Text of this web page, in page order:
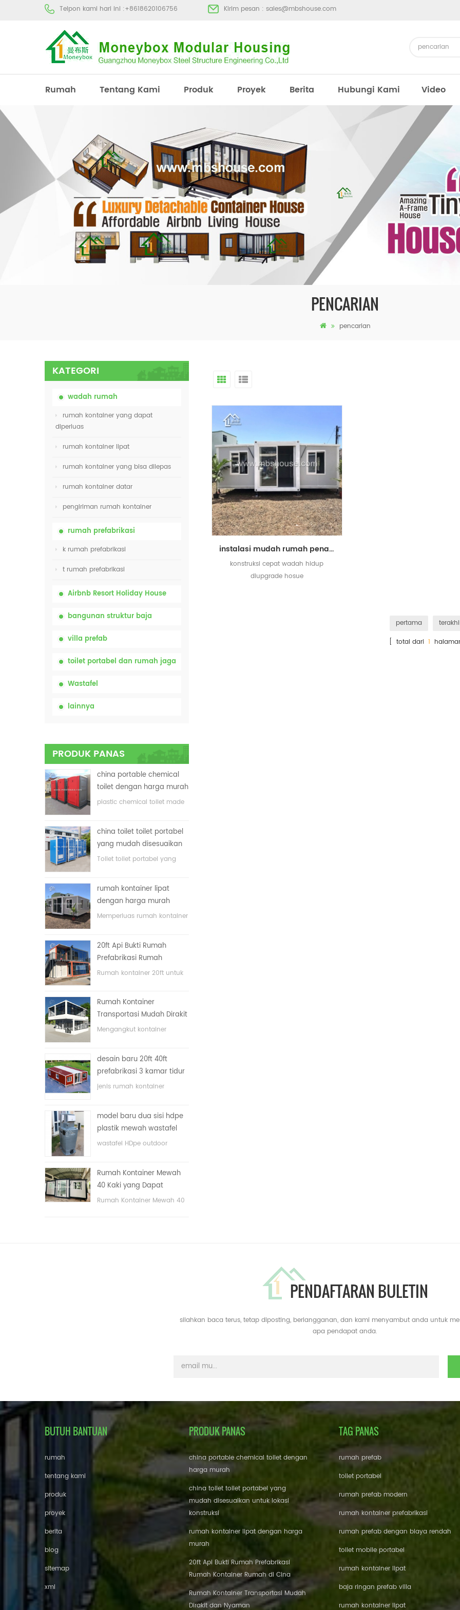
Telpon kami hari ini :+8618620106756 Kirim pesan : sales@mbshouse.com
Rumah Tentang Kami Produk Proyek Berita Hubungi Kami Video
PENCARIAN
pencarian
KATEGORI
wadah rumah
rumah kontainer yang dapat
diperluas
rumah kontainer lipat
rumah kontainer yang bisa dilepas
rumah kontainer datar
pengiriman rumah kontainer
rumah prefabrikasi
k rumah prefabrikasi
t rumah prefabrikasi
Airbnb Resort Holiday House
bangunan struktur baja
villa prefab
toilet portabel dan rumah jaga
Wastafel
lainnya
PRODUK PANAS
china portable chemical
toilet dengan harga murah
plastic chemical toilet made
china toilet toilet portabel
yang mudah disesuaikan
untuk lokasi konstruksi
Toilet toilet portabel yang
rumah kontainer lipat
dengan harga murah
Memperluas rumah kontainer
20ft Api Bukti Rumah
Prefabrikasi Rumah
Kontainer Rumah di Cina
Rumah kontainer 20ft untuk
Rumah Kontainer
Transportasi Mudah Dirakit
dan Nyaman
Mengangkut kontainer
desain baru 20ft 40ft
prefabrikasi 3 kamar tidur
rumah kontainer kecil
jenis rumah kontainer
kamar tidur, satu kamar
mandi dan dengan sistem
listrik.
model baru dua sisi hdpe
plastik mewah wastafel
kamar mandi umum
wastafel HDpe outdoor
nbsp;
Rumah Kontainer Mewah
40 Kaki yang Dapat
Diperluas Dengan Tiga
Rumah Kontainer Mewah 40
instalasi mudah rumah penampungan kontainer untuk hidup
konstruksi cepat wadah hidup
diupgrade hosue
pertama
[ total dari 1
PENDAFTARAN BULETIN
silahkan baca terus, tetap diposting, berlangganan, dan kami menyambut anda untuk
apa pendapat anda.
BUTUH BANTUAN
rumah
tentang kami
produk
proyek
berita
blog
sitemap
xml
PRODUK PANAS
china portable chemical toilet dengan
harga murah
china toilet toilet portabel yang
mudah disesuaikan untuk lokasi
konstruksi
rumah kontainer lipat dengan harga
murah
20ft Api Bukti Rumah Prefabrikasi
Rumah Kontainer Rumah di Cina
Rumah Kontainer Transportasi Mudah
Dirakit dan Nyaman
TAG PANAS
rumah prefab
toilet portabel
rumah prefab modern
rumah kontainer prefabrikasi
rumah prefab dengan biaya rendah
toilet mobile portabel
rumah kontainer lipat
baja ringan prefab villa
rumah kontainer lipat